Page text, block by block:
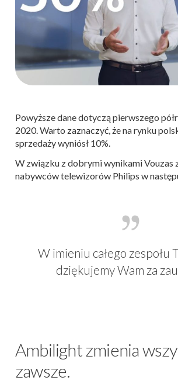
Powyższe dane dotyczą pierwszego
2020. Warto zaznaczyć, że na rynku
sprzedaży wyniósł 10%.
W związku z dobrymi wynikami Vouzas
nabywców telewizorów Philips w
W imieniu całego zespołu
dziękujemy Wam za
Ambilight zmienia
zawsze.